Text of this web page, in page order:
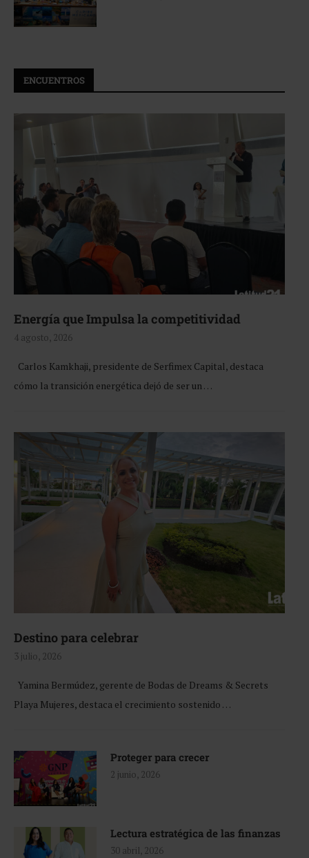
ENCUENTROS
Energía que Impulsa la competitividad
4 agosto, 2026
Carlos Kamkhaji, presidente de Serfimex Capital, destaca
cómo la transición energética dejó de ser un …
Destino para celebrar
3 julio, 2026
Yamina Bermúdez, gerente de Bodas de Dreams & Secrets
Playa Mujeres, destaca el crecimiento sostenido …
Proteger para crecer
2 junio, 2026
Lectura estratégica de las finanzas
30 abril, 2026